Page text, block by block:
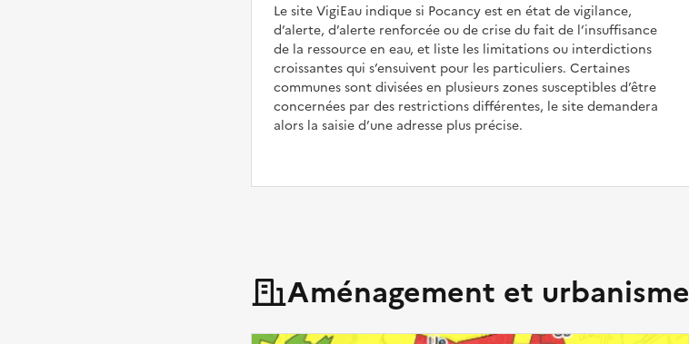
Le site VigiEau indique si Pocancy est en état de vigilance,
d’alerte, d’alerte renforcée ou de crise du fait de l’insuffisance
de la ressource en eau, et liste les limitations ou interdictions
croissantes qui s’ensuivent pour les particuliers. Certaines
communes sont divisées en plusieurs zones susceptibles d’être
concernées par des restrictions différentes, le site demandera
alors la saisie d’une adresse plus précise.
Aménagement et urbanisme